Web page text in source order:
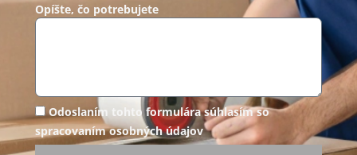
Opíšte, čo potrebujete
Odoslaním tohto formulára súhlasím so
spracovaním osobných údajov